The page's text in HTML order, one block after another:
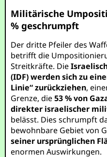
Militärische
% geschrumpft
Der dritte Pfeiler des
betrifft die
Streitkräfte. Die
(IDF) werden sich zu
Linie“ zurückziehen,
Grenze, die53 % von
direkter israelischer
belässt. Dies schrumpft
bewohnbare Gebiet von
seiner ursprünglichen
enormen Auswirkungen.